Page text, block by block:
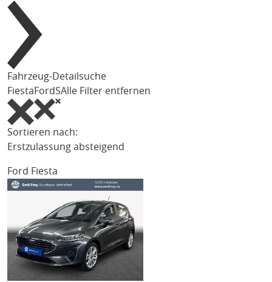
Fahrzeug-Detailsuche
FiestaFordSAlle Filter entfernen
Sortieren nach:
Erstzulassung absteigend
Ford Fiesta